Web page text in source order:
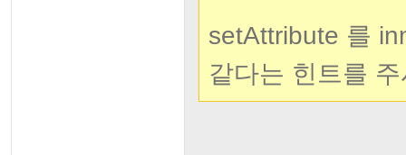
setAttribute 를
같다는 힌트를